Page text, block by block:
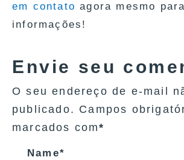
em contato agora mesmo
informações!
Envie seu
O seu endereço de e-mail
publicado. Campos
marcados com*
Name*